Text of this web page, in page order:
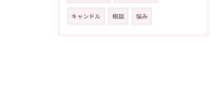
キャンドル 相談 悩み